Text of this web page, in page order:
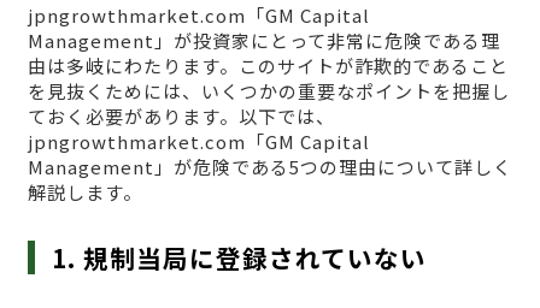
jpngrowthmarket.com「GM Capital
Management」が投資家にとって非常に危険である理
由は多岐にわたります。このサイトが詐欺的であること
を見抜くためには、いくつかの重要なポイントを把握し
ておく必要があります。以下では、
jpngrowthmarket.com「GM Capital
Management」が危険である5つの理由について詳しく
解説します。
1. 規制当局に登録されていない